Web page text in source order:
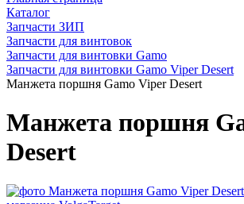
Каталог
Запчасти ЗИП
Запчасти для винтовок
Запчасти для винтовки Gamo
Запчасти для винтовки Gamo Viper Desert
Манжета поршня Gamo Viper Desert
Манжета поршня
Desert